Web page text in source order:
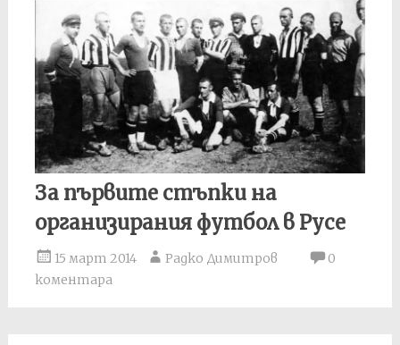
За първите стъпки на
организирания футбол в Русе
15 март 2014 Радко Димитров
0
коментара